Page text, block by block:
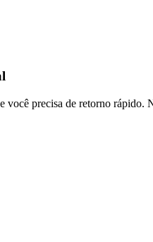
você precisa de retorno rápido.